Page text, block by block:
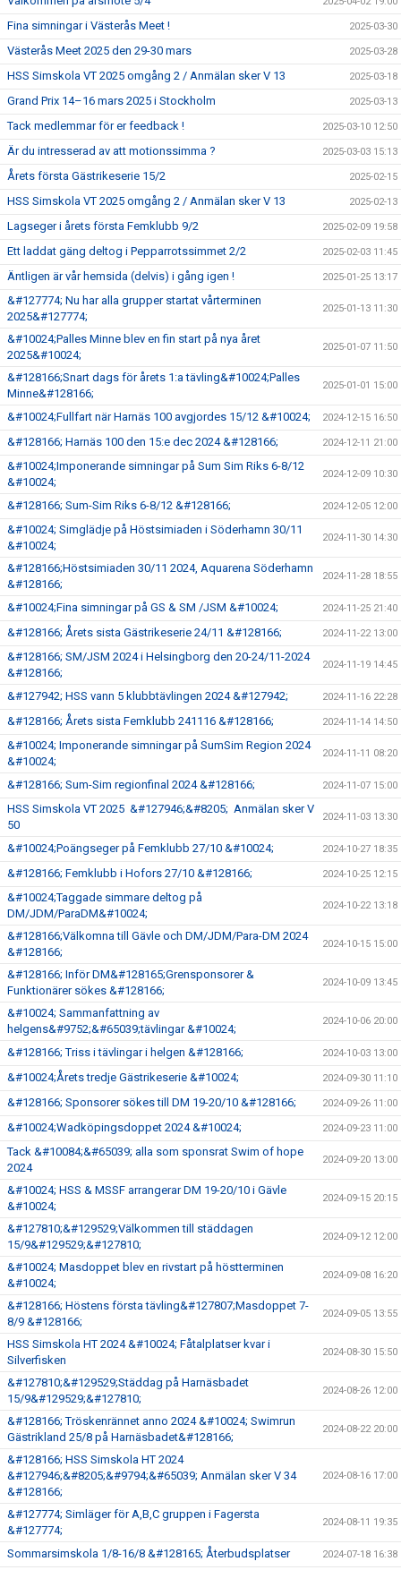
Fina simningar i Västerås Meet ! 2025-03-30
Västerås Meet 2025 den 29-30 mars 2025-03-28
HSS Simskola VT 2025 omgång 2 / Anmälan sker V 13 2025-03-18
Grand Prix 14–16 mars 2025 i Stockholm 2025-03-13
Tack medlemmar för er feedback ! 2025-03-10 12:50
Är du intresserad av att motionssimma ? 2025-03-03 15:13
Årets första Gästrikeserie 15/2 2025-02-15
HSS Simskola VT 2025 omgång 2 / Anmälan sker V 13 2025-02-13
Lagseger i årets första Femklubb 9/2 2025-02-09 19:58
Ett laddat gäng deltog i Pepparrotssimmet 2/2 2025-02-03 11:45
Äntligen är vår hemsida (delvis) i gång igen ! 2025-01-25 13:17
&#127774; Nu har alla grupper startat vårterminen
2025&#127774;
2025-01-13 11:30
&#10024;Palles Minne blev en fin start på nya året
2025&#10024;
2025-01-07 11:50
&#128166;Snart dags för årets 1:a tävling&#10024;Palles
Minne&#128166;
2025-01-01 15:00
&#10024;Fullfart när Harnäs 100 avgjordes 15/12 &#10024; 2024-12-15 16:50
&#128166; Harnäs 100 den 15:e dec 2024 &#128166; 2024-12-11 21:00
&#10024;Imponerande simningar på Sum Sim Riks 6-8/12
&#10024;
2024-12-09 10:30
&#128166; Sum-Sim Riks 6-8/12 &#128166; 2024-12-05 12:00
&#10024; Simglädje på Höstsimiaden i Söderhamn 30/11
&#10024;
2024-11-30 14:30
&#128166;Höstsimiaden 30/11 2024, Aquarena Söderhamn
&#128166;
2024-11-28 18:55
&#10024;Fina simningar på GS & SM /JSM &#10024; 2024-11-25 21:40
&#128166; Årets sista Gästrikeserie 24/11 &#128166; 2024-11-22 13:00
&#128166; SM/JSM 2024 i Helsingborg den 20-24/11-2024
&#128166;
2024-11-19 14:45
&#127942; HSS vann 5 klubbtävlingen 2024 &#127942; 2024-11-16 22:28
&#128166; Årets sista Femklubb 241116 &#128166; 2024-11-14 14:50
&#10024; Imponerande simningar på SumSim Region 2024
&#10024;
2024-11-11 08:20
&#128166; Sum-Sim regionfinal 2024 &#128166; 2024-11-07 15:00
HSS Simskola VT 2025 &#127946;&#8205; Anmälan sker V
50
2024-11-03 13:30
&#10024;Poängseger på Femklubb 27/10 &#10024; 2024-10-27 18:35
&#128166; Femklubb i Hofors 27/10 &#128166; 2024-10-25 12:15
&#10024;Taggade simmare deltog på
DM/JDM/ParaDM&#10024;
2024-10-22 13:18
&#128166;Välkomna till Gävle och DM/JDM/Para-DM 2024
&#128166;
2024-10-15 15:00
&#128166; Inför DM&#128165;Grensponsorer &
Funktionärer sökes &#128166;
2024-10-09 13:45
&#10024; Sammanfattning av
helgens&#9752;&#65039;tävlingar &#10024;
2024-10-06 20:00
&#128166; Triss i tävlingar i helgen &#128166; 2024-10-03 13:00
&#10024;Årets tredje Gästrikeserie &#10024; 2024-09-30 11:10
&#128166; Sponsorer sökes till DM 19-20/10 &#128166; 2024-09-26 11:00
&#10024;Wadköpingsdoppet 2024 &#10024; 2024-09-23 11:00
Tack &#10084;&#65039; alla som sponsrat Swim of hope
2024
2024-09-20 13:00
&#10024; HSS & MSSF arrangerar DM 19-20/10 i Gävle
&#10024;
2024-09-15 20:15
&#127810;&#129529;Välkommen till städdagen
15/9&#129529;&#127810;
2024-09-12 12:00
&#10024; Masdoppet blev en rivstart på höstterminen
&#10024;
2024-09-08 16:20
&#128166; Höstens första tävling&#127807;Masdoppet 7-
8/9 &#128166;
2024-09-05 13:55
HSS Simskola HT 2024 &#10024; Fåtalplatser kvar i
Silverfisken
2024-08-30 15:50
&#127810;&#129529;Städdag på Harnäsbadet
15/9&#129529;&#127810;
2024-08-26 12:00
&#128166; Tröskenrännet anno 2024 &#10024; Swimrun
Gästrikland 25/8 på Harnäsbadet&#128166;
2024-08-22 20:00
&#128166; HSS Simskola HT 2024
&#127946;&#8205;&#9794;&#65039; Anmälan sker V 34
&#128166;
2024-08-16 17:00
&#127774; Simläger för A,B,C gruppen i Fagersta
&#127774;
2024-08-11 19:35
Sommarsimskola 1/8-16/8 &#128165; Återbudsplatser 2024-07-18 16:38